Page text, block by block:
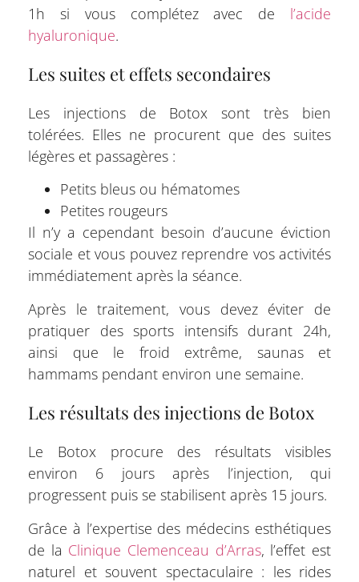
1h si vous complétez avec de l’acide
hyaluronique.
Les suites et effets secondaires
Les injections de Botox sont très bien
tolérées. Elles ne procurent que des suites
légères et passagères :
Petits bleus ou hématomes
Petites rougeurs
Il n’y a cependant besoin d’aucune éviction
sociale et vous pouvez reprendre vos activités
immédiatement après la séance.
Après le traitement, vous devez éviter de
pratiquer des sports intensifs durant 24h,
ainsi que le froid extrême, saunas et
hammams pendant environ une semaine.
Les résultats des injections de Botox
Le Botox procure des résultats visibles
environ 6 jours après l’injection, qui
progressent puis se stabilisent après 15 jours.
Grâce à l’expertise des médecins esthétiques
de la Clinique Clemenceau d’Arras, l’effet est
naturel et souvent spectaculaire : les rides